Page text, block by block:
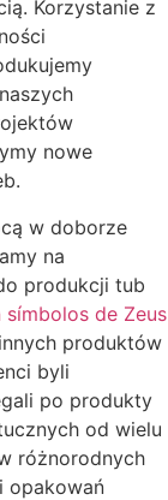
Korzystanie z
nowe
w doborze
na
produkcji tub
de Zeus
produktów
byli
po produkty
od wielu
różnorodnych
opakowań